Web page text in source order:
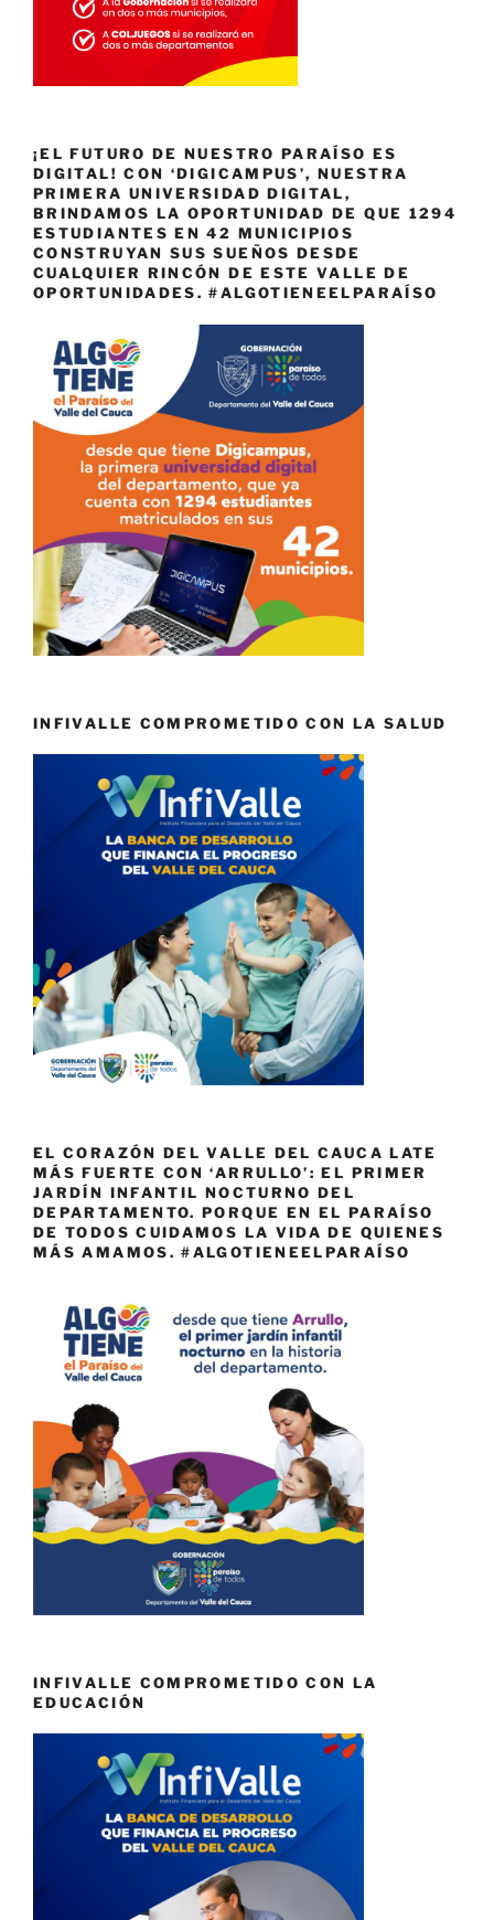
¡EL FUTURO DE NUESTRO PARAÍSO ES
DIGITAL! CON ‘DIGICAMPUS’, NUESTRA
PRIMERA UNIVERSIDAD DIGITAL,
BRINDAMOS LA OPORTUNIDAD DE QUE 1294
ESTUDIANTES EN 42 MUNICIPIOS
CONSTRUYAN SUS SUEÑOS DESDE
CUALQUIER RINCÓN DE ESTE VALLE DE
OPORTUNIDADES. #ALGOTIENEELPARAÍSO
INFIVALLE COMPROMETIDO CON LA SALUD
EL CORAZÓN DEL VALLE DEL CAUCA LATE
MÁS FUERTE CON ‘ARRULLO’: EL PRIMER
JARDÍN INFANTIL NOCTURNO DEL
DEPARTAMENTO. PORQUE EN EL PARAÍSO
DE TODOS CUIDAMOS LA VIDA DE QUIENES
MÁS AMAMOS. #ALGOTIENEELPARAÍSO
INFIVALLE COMPROMETIDO CON LA
EDUCACIÓN